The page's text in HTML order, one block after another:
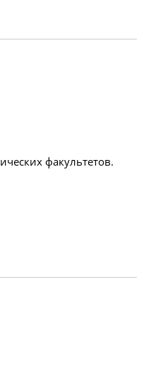
факультетов.